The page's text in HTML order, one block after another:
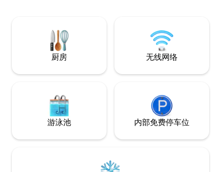
店。 醒来，听着大海的声音入睡。
厨房 无线网络
游泳池 内部免费停车位